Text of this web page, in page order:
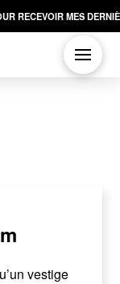
RECEVOIR MES
vestige